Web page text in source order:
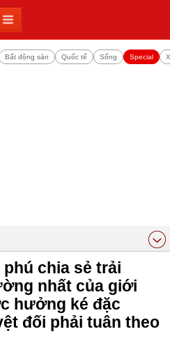
Bất động sản Quốc tế Sống Special
chia sẻ trải
nhất của giới
hưởng ké đặc
đối phải tuân theo